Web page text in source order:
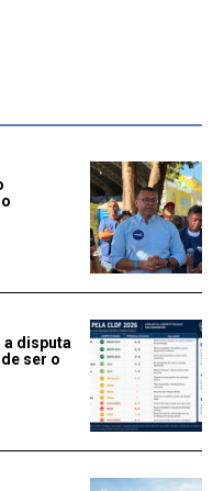
a disputa
ser o